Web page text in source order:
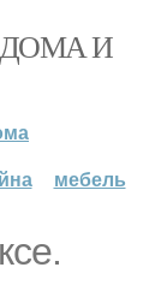
ДОМА И
мебель